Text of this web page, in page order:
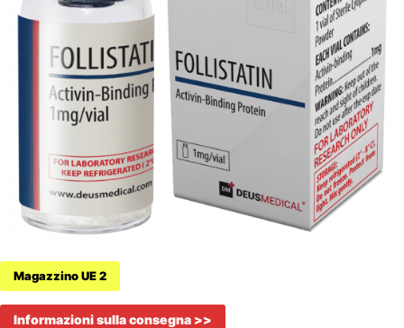
Magazzino UE 2
Informazioni sulla consegna >>